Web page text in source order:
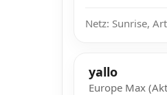
Netz: Sunrise,
yallo
Europe Max